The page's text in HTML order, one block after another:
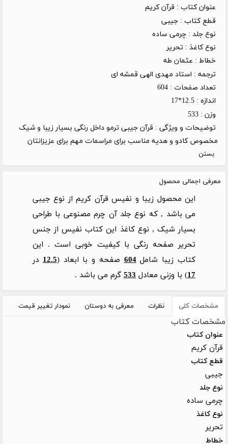
عنوان کتاب : قرآن کریم
قطع کتاب : جیبی
نوع جلد : چرمی ساده
نوع کاغذ : تحریر
خطاط : عثمان طه
ترجمه : استاد مهدی الهی قمشه ای
تعداد صفحات : 604
اندازه : 12.5*17
وزن : 533
توضیحات و ویژگی : قرآن جیبی ترمو داخل رنگی بسیار زیبا و شیک
مخصوص کادو و هدیه مناسب برای مراسمات مهم برای عزیزانتان
بستن
معرفی اجمالی محصول
این محصول زیبا و نفیس قرآن کریم از نوع جیبی
می باشد , که نوع جلد آن چرم مصنوعی با طراحی
بسیار شیک , نوع کاغذ این کتاب نفیس از جنس
تحریر صفحه رنگی با کیفیت خوبی است . این
کتاب زیبا شامل604صفحه و با ابعاد (12.5در
17) با وزنی معادل 533 گرم می باشد .
مشخصات کلی نظرات معرفی به دوستان نمودار تغییر قیمت
مشخصات کتاب
عنوان کتاب
قرآن کریم
قطع کتاب
جیبی
نوع جلد
چرمی ساده
نوع کاغذ
تحریر
خطاط